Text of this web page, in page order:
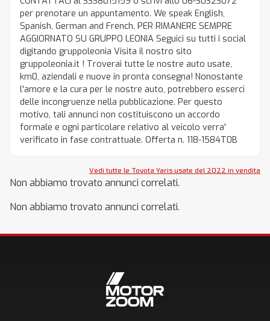
per prenotare un appuntamento. We speak English,
Spanish, German and French. PER RIMANERE SEMPRE
AGGIORNATO SU GRUPPO LEONIA Seguici su tutti i social
digitando gruppoleonia Visita il nostro sito
gruppoleonia.it ! Troverai tutte le nostre auto usate,
km0, aziendali e nuove in pronta consegna! Nonostante
l'amore e la cura per le nostre auto, potrebbero esserci
delle incongruenze nella pubblicazione. Per questo
motivo, tali annunci non costituiscono un accordo
formale e ogni particolare relativo al veicolo verra'
verificato in fase contrattuale. Offerta n. 118-1584T0B
Vedi tutte le Toyota Yaris usate del 2022 in vendita
Non abbiamo trovato annunci correlati.
Non abbiamo trovato annunci correlati.